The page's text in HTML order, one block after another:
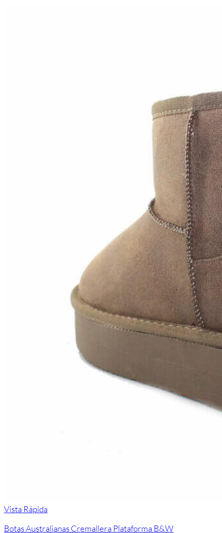
Vista Rápida
Botas Australianas Cremallera Plataforma B&W